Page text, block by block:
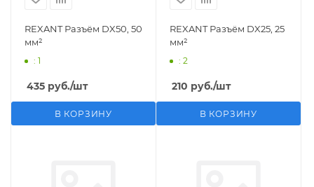
REXANT Разъём DX50, 50
мм²
: 1
435 руб./шт
В КОРЗИНУ
REXANT Разъём DX25, 25
мм²
: 2
210 руб./шт
В КОРЗИНУ